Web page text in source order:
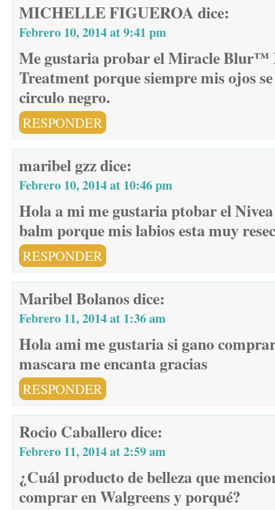
MICHELLE FIGUEROAdice:
Febrero 10, 2014 at 9:41 pm
Me gustaria probar el Miracle Blur™
Treatment porque siempre mis ojos
circulo negro.
RESPONDER
maribel gzzdice:
Febrero 10, 2014 at 10:46 pm
Hola a mi me gustaria ptobar el
balm porque mis labios esta muy
RESPONDER
Maribel Bolanosdice:
Febrero 11, 2014 at 1:36 am
Hola ami me gustaria si gano
mascara me encanta gracias
RESPONDER
Rocio Caballerodice:
Febrero 11, 2014 at 2:59 am
¿Cuál producto de belleza que
comprar en Walgreens y porqué?